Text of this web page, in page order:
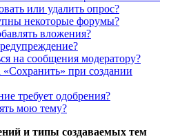
или удалить опрос?
некоторые форумы?
вложения?
на сообщения модератору?
«Сохранить» при создании
требует одобрения?
мою тему?
и типы создаваемых тем